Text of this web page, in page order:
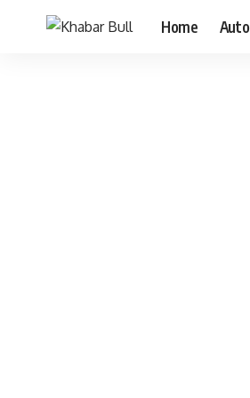
Home Auto